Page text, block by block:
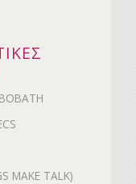
MAKE TALK)